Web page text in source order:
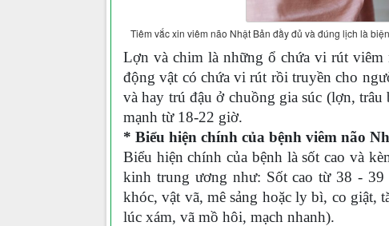
Tiêm vắc xin viêm não Nhật Bản đầy đủ và đúng lịch là
Lợn và chim là những ổ chứa vi rút
động vật có chứa vi rút rồi truyền cho
và hay trú đậu ở chuồng gia súc (lợn,
mạnh từ 18-22 giờ.
* Biểu hiện chính của bệnh viêm não
Biểu hiện chính của bệnh là sốt cao và
kinh trung ương như: Sốt cao từ 38 -
khóc, vật vã, mê sảng hoặc ly bì, co giật,
lúc xám, vã mồ hôi, mạch nhanh).